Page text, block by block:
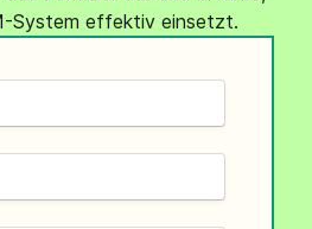
System effektiv einsetzt.